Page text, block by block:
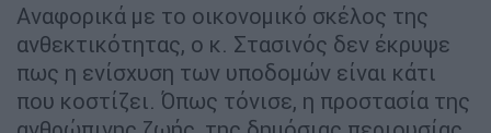
Αναφορικά με το οικονομικό σκέλος της
ανθεκτικότητας, ο κ. Στασινός δεν έκρυψε
πως η ενίσχυση των υποδομών είναι κάτι
που κοστίζει. Όπως τόνισε, η προστασία της